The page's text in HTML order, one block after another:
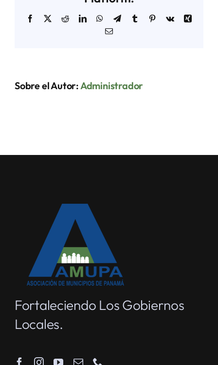
Facebook
X RedditLinkedInWhatsApp
TelegramTumblr Pinterest
Vk
Xing
Correo
Sobre el Autor: Administrador
Fortaleciendo Los Gobiernos
Locales.